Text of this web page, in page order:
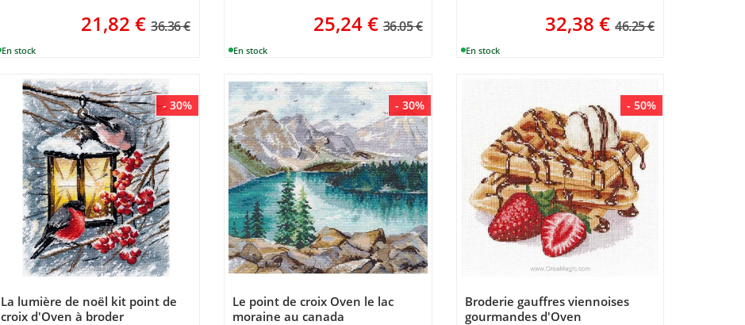
21,82 € 36.36 € 25,24€ 36.05 € 32,38 € 46.25 €
- 30%
La lumière de noël kit point de
croix d'Oven à broder
- 30%
Le point de croix Oven le lac
moraine au canada
- 50%
Broderie gauffres viennoises
gourmandes d'Oven